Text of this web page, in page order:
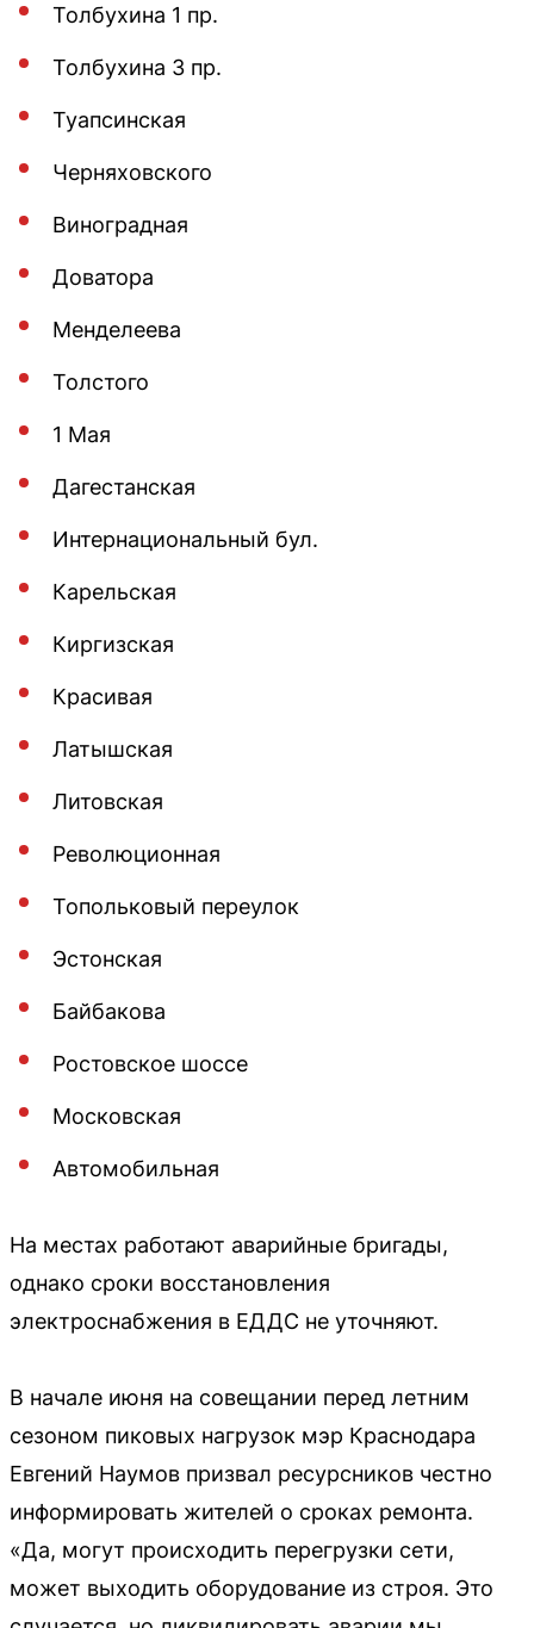
Толбухина 1 пр.
Толбухина 3 пр.
Туапсинская
Черняховского
Виноградная
Доватора
Менделеева
Толстого
1 Мая
Дагестанская
Интернациональный бул.
Карельская
Киргизская
Красивая
Латышская
Литовская
Революционная
Топольковый переулок
Эстонская
Байбакова
Ростовское шоссе
Московская
Автомобильная
На местах работают аварийные бригады,
однако сроки восстановления
электроснабжения в ЕДДС не уточняют.
В начале июня на совещании перед летним
сезоном пиковых нагрузок мэр Краснодара
Евгений Наумов призвал ресурсников честно
информировать жителей о сроках ремонта.
«Да, могут происходить перегрузки сети,
может выходить оборудование из строя. Это